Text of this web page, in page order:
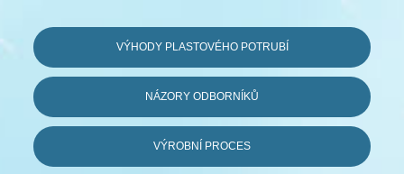
VÝHODY PLASTOVÉHO POTRUBÍ
NÁZORY ODBORNÍKŮ
VÝROBNÍ PROCES